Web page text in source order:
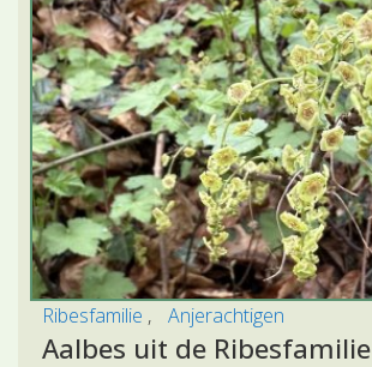
Ribesfamilie Anjerachtigen
Aalbes uit de Ribesfamilie